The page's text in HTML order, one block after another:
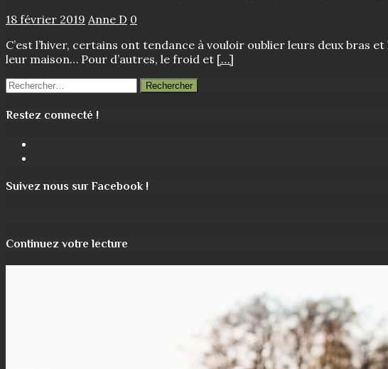
18 février 2019 Anne D 0
C’est l’hiver, certains ont tendance à vouloir oublier leurs deux bras
leur maison… Pour d’autres, le froid et […]
Rechercher :
Restez connecté !
Suivez nous sur Facebook !
Continuez votre lecture